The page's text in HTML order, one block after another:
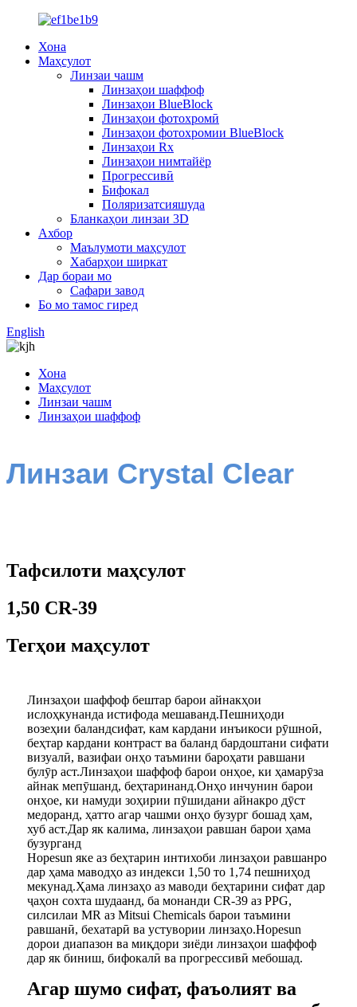
Хона
Маҳсулот
Линзаи чашм
Линзаҳои шаффоф
Линзаҳои BlueBlock
Линзаҳои фотохромӣ
Линзаҳои фотохромии BlueBlock
Линзаҳои Rx
Линзаҳои нимтайёр
Прогрессивӣ
Бифокал
Поляризатсияшуда
Бланкаҳои линзаи 3D
Ахбор
Маълумоти маҳсулот
Хабарҳои ширкат
Дар бораи мо
Сафари завод
Бо мо тамос гиред
English
Хона
Маҳсулот
Линзаи чашм
Линзаҳои шаффоф
Линзаи Crystal Clear
Тафсилоти маҳсулот
1,50 CR-39
Тегҳои маҳсулот
Линзаҳои шаффоф бештар барои айнакҳои
ислоҳкунанда истифода мешаванд.Пешниҳоди
возеҳии баландсифат, кам кардани инъикоси рӯшноӣ,
беҳтар кардани контраст ва баланд бардоштани сифати
визуалӣ, вазифаи онҳо таъмини бароҳати равшани
булӯр аст.Линзаҳои шаффоф барои онҳое, ки ҳамарӯза
айнак мепӯшанд, беҳтаринанд.Онҳо инчунин барои
онҳое, ки намуди зоҳирии пӯшидани айнакро дӯст
медоранд, ҳатто агар чашми онҳо бузург бошад ҳам,
хуб аст.Дар як калима, линзаҳои равшан барои ҳама
бузурганд
Hopesun яке аз беҳтарин интихоби линзаҳои равшанро
дар ҳама маводҳо аз индекси 1,50 то 1,74 пешниҳод
мекунад.Ҳама линзаҳо аз маводи беҳтарини сифат дар
ҷаҳон сохта шудаанд, ба монанди CR-39 аз PPG,
силсилаи MR аз Mitsui Chemicals барои таъмини
равшанӣ, бехатарӣ ва устувории линзаҳо.Hopesun
дорои диапазон ва миқдори зиёди линзаҳои шаффоф
дар як биниш, бифокалӣ ва прогрессивӣ мебошад.
Агар шумо сифат, фаъолият ва